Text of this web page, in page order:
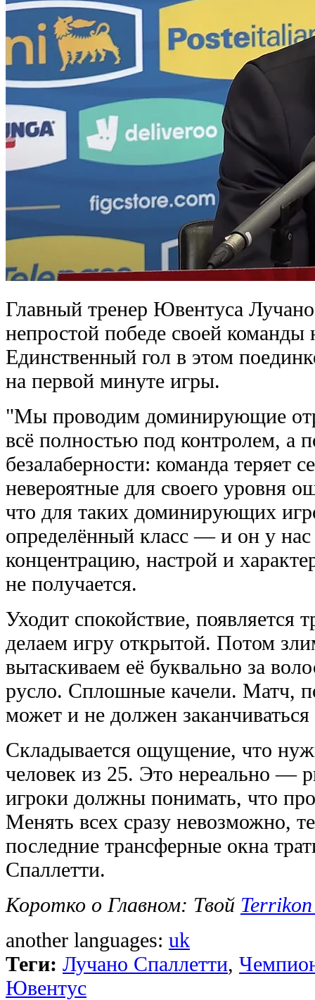
Главный тренер Ювентуса
непростой победе своей
Единственный гол в этом
на первой минуте игры.
"Мы проводим доминирующие
всё полностью под контролем, а
безалаберности: команда теряет
невероятные для своего уровня
что для таких доминирующих
определённый класс — и он у
концентрацию, настрой и
не получается.
Уходит спокойствие, появляется
делаем игру открытой. Потом
вытаскиваем её буквально за
русло. Сплошные качели. Матч,
может и не должен
Складывается ощущение, что
человек из 25. Это нереально —
игроки должны понимать, что
Менять всех сразу невозможно,
последние трансферные окна
Спаллетти.
Коротко о Главном: Твой
another languages: uk
Теги: Лучано Спаллетти,
Ювентус